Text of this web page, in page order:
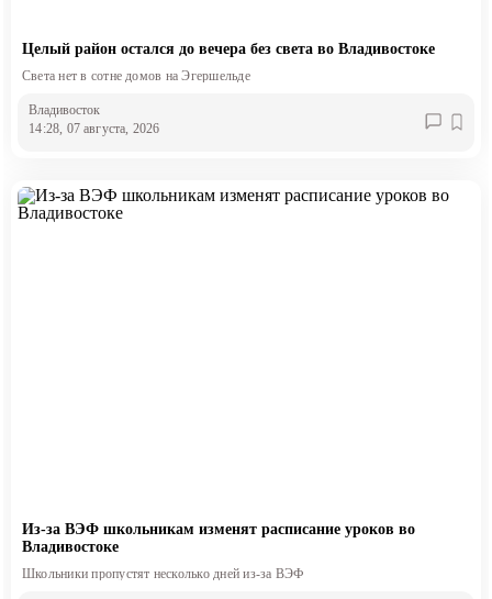
Целый район остался до вечера без света во Владивостоке
Света нет в сотне домов на Эгершельде
Владивосток
14:28, 07 августа, 2026
Из-за ВЭФ школьникам изменят расписание уроков во
Владивостоке
Школьники пропустят несколько дней из-за ВЭФ